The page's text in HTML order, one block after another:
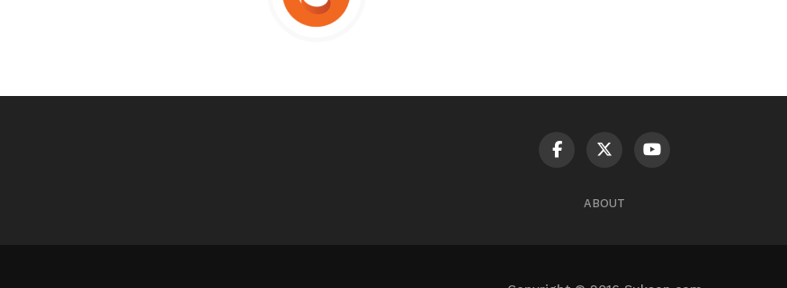
ABOUT